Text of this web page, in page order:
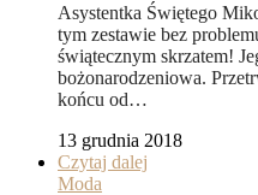
Asystentka Świętego
tym zestawie bez
świątecznym skrzatem!
bożonarodzeniowa.
końcu od…
13 grudnia 2018
Czytaj dalej
Moda